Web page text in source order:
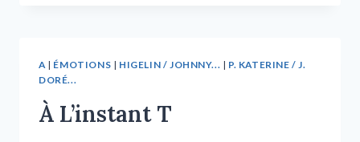
A| ÉMOTIONS | HIGELIN / JOHNNY... | P. KATERINE / J.
DORÉ...
À L’instant T